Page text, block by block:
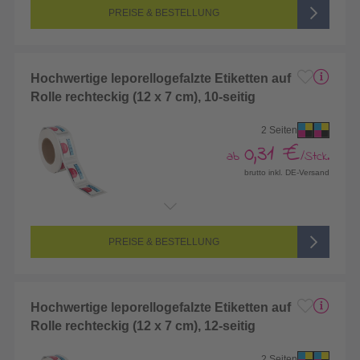
4/4-farbig CMYK (vollfarbig bedruckt)
PREISE & BESTELLUNG
Hochwertige leporellogefalzte Etiketten auf
Rolle rechteckig (12 x 7 cm), 10-seitig
2 Seiten
ab 0,31 €/Stck.
brutto inkl. DE-Versand
Seitenanzahl: 2-seitig (Vorderseite und Rückseite bedruckt)
4/4-farbig CMYK (vollfarbig bedruckt)
PREISE & BESTELLUNG
Hochwertige leporellogefalzte Etiketten auf
Rolle rechteckig (12 x 7 cm), 12-seitig